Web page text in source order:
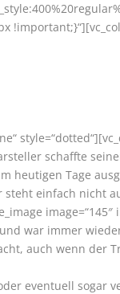
schaffte
heutigen Tage
steht einfach nicht
war immer
auch wenn der
eventuell sogar